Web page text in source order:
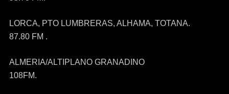
LORCA, PTO LUMBRERAS, ALHAMA, TOTANA.
87.80 FM .
ALMERIA/ALTIPLANO GRANADINO
108FM.